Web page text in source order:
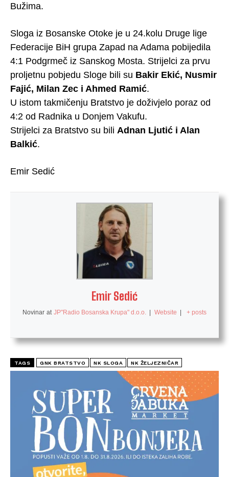
Bužima.
Sloga iz Bosanske Otoke je u 24.kolu Druge lige
Federacije BiH grupa Zapad na Adama pobijedila
4:1 Podgrmeč iz Sanskog Mosta. Strijelci za prvu
proljetnu pobjedu Sloge bili su Bakir Ekić, Nusmir
Fajić, Milan Zec i Ahmed Ramić.
U istom takmičenju Bratstvo je doživjelo poraz od
4:2 od Radnika u Donjem Vakufu.
Strijelci za Bratstvo su bili Adnan Ljutić i Alan
Balkić.
Emir Sedić
Emir Sedić
Novinar at JP"Radio Bosanska Krupa" d.o.o. | Website | + posts
TAGS GNK BRATSTVO NK SLOGA NK ŽELJEZNIČAR